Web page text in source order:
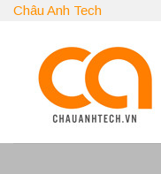
SkipChâu Anh Tech